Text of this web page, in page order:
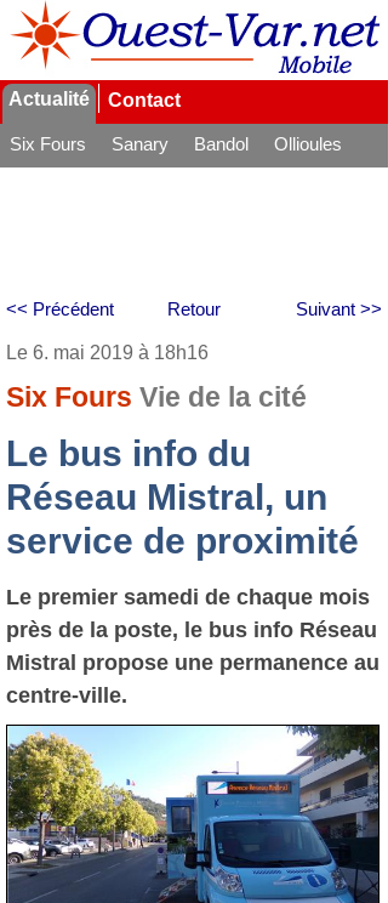
Actualité Contact
Six Fours Sanary Bandol
Ollioules
Retour
<< Précédent Suivant >>
Le 6. mai 2019 à 18h16
Six Fours Vie de la cité
Le bus info du
Réseau Mistral, un
service de proximité
Le premier samedi de chaque mois
près de la poste, le bus info Réseau
Mistral propose une permanence au
centre-ville.